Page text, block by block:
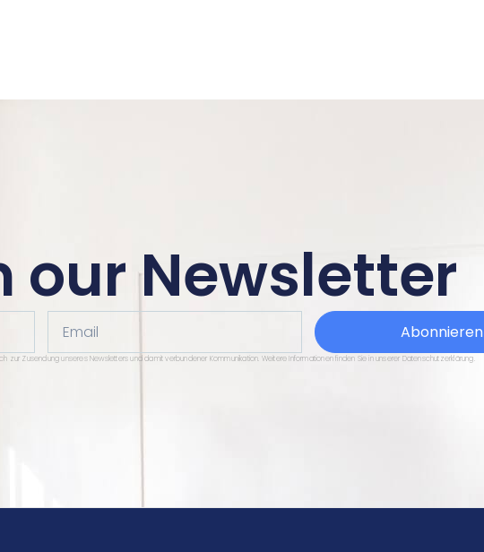
our Newsletter
Email Abonnieren
zur Zusendung unseres Newsletters und damit verbundener Kommunikation. Weitere Informationen finden Sie in unserer Datenschutzerklärung.